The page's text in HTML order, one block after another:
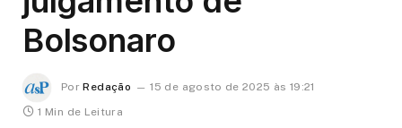
Bolsonaro
Por Redação
15 de agosto de 2025 às 19:21
1 Min de Leitura